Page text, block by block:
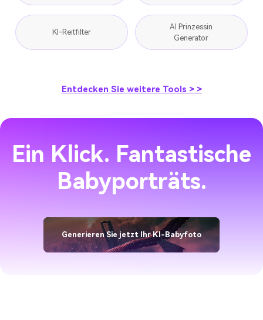
KI-Reitfilter
AI Prinzessin
Generator
Entdecken Sie weitere Tools > >
Ein Klick. Fantastische
Babyporträts.
Generieren Sie jetzt Ihr KI-Babyfoto